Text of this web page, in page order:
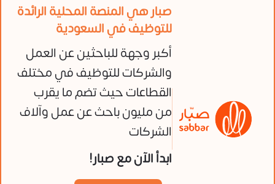
صبار هي المنصة المحلية الرائدة
للتوظيف في السعودية
أكبر وجهة للباحثين عن العمل
والشركات للتوظيف في مختلف
القطاعات حيث تضم ما يقرب
من مليون باحث عن عمل وآلاف
الشركات
ابدأ الآن مع صبار!